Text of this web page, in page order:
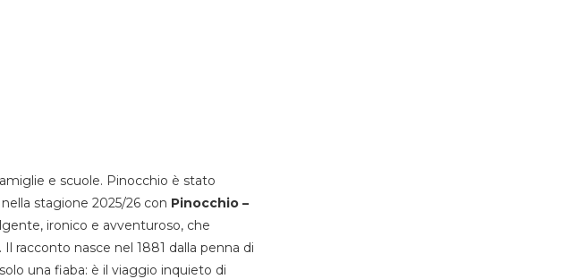
e scuole. Pinocchio è stato
stagione 2025/26 con Pinocchio –
ironico e avventuroso, che
racconto nasce nel 1881 dalla penna di
una fiaba: è il viaggio inquieto di